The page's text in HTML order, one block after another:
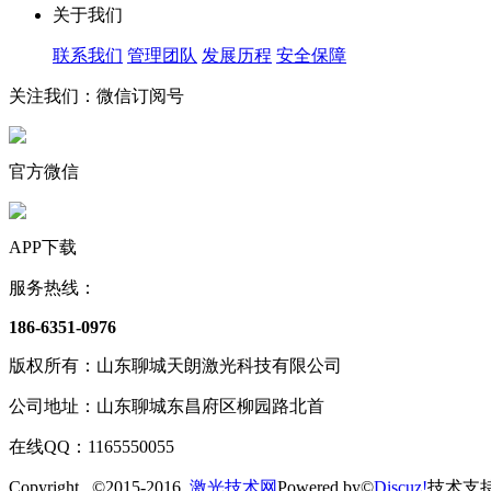
关于我们
联系我们 管理团队 发展历程 安全保障
关注我们：微信订阅号
官方微信
APP下载
服务热线：
186-6351-0976
版权所有：山东聊城天朗激光科技有限公司
公司地址：山东聊城东昌府区柳园路北首
在线QQ：1165550055
Copyright ©2015-2016 激光技术网Powered by©Discuz!技术支